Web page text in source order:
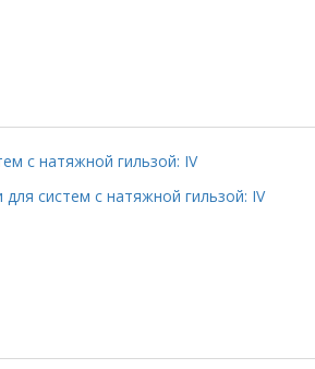
с натяжной гильзой: IV